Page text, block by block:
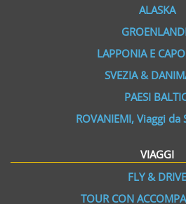
ALASKA
LAPPONIA E
SVEZIA &
PAESI
ROVANIEMI, Viaggi da
VIAGGI
FLY & DRIVE
TOUR CON